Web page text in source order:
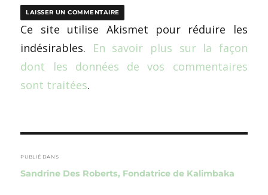
Ce site utilise Akismet pour réduire les
indésirables. En savoir plus sur la façon
dont les données de vos commentaires
sont traitées.
de
l’article
PUBLIÉ DANS
Sandrine Des Roberts, Fondatrice de Kalimbaka